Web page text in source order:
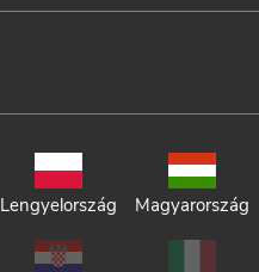
Lengyelország Magyarország